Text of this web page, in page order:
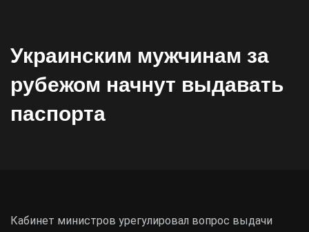
Украинским мужчинам за
рубежом начнут выдавать
паспорта
Кабинет министров урегулировал вопрос выдачи